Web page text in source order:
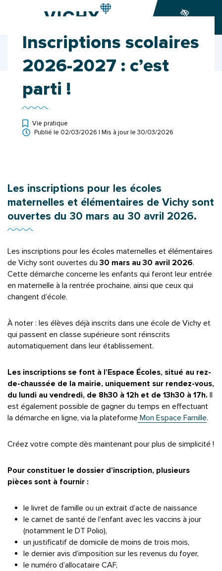
navigation
Accueil Ma ville
Actualités
Inscriptions scolaires 2026-2027 : c’est parti !
Inscriptions scolaires
2026-2027 : c’est
parti !
Vie pratique
Publié le 02/03/2026 | Mis à jour le 30/03/2026
Les inscriptions pour les écoles
maternelles et élémentaires de Vichy sont
ouvertes du 30 mars au 30 avril 2026.
Les inscriptions pour les écoles maternelles et élémentaires
de Vichy sont ouvertes du 30 mars au 30 avril 2026.
Cette démarche concerne les enfants qui feront leur entrée
en maternelle à la rentrée prochaine, ainsi que ceux qui
changent d’école.
À noter : les élèves déjà inscrits dans une école de Vichy et
qui passent en classe supérieure sont réinscrits
automatiquement dans leur établissement.
Les inscriptions se font à l’Espace Écoles, situé au rez-
de-chaussée de la mairie, uniquement sur rendez-vous,
du lundi au vendredi, de 8h30 à 12h et de 13h30 à 17h. Il
est également possible de gagner du temps en effectuant
la démarche en ligne, via la plateforme Mon Espace Famille.
Créez votre compte dès maintenant pour plus de simplicité !
Pour constituer le dossier d’inscription, plusieurs
pièces sont à fournir :
le livret de famille ou un extrait d’acte de naissance
le carnet de santé de l’enfant avec les vaccins à jour
(notamment le DT Polio),
un justificatif de domicile de moins de trois mois,
le dernier avis d’imposition sur les revenus du foyer,
le numéro d’allocataire CAF,